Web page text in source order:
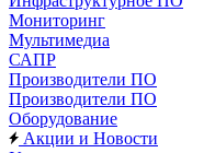
Мониторинг
Мультимедиа
САПР
Производители ПО
Производители ПО
Оборудование
Акции и Новости